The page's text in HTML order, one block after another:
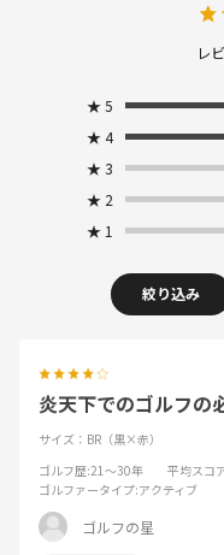
レ
★ 5
★ 4
★ 3
★ 2
★ 1
絞り込み
炎天下でのゴルフの
サイズ：BR（黒×赤）
ゴルフ歴:21～30年 平均スコ
ゴルファータイプ:アクティブ
ゴルフの星